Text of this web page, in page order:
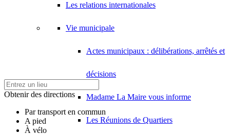
Les relations internationales
Vie municipale
Actes municipaux : délibérations, arrêtés et
décisions
Madame La Maire vous informe
Les Réunions de Quartiers
Obtenir des directions
Par transport en commun
A pied
À vélo